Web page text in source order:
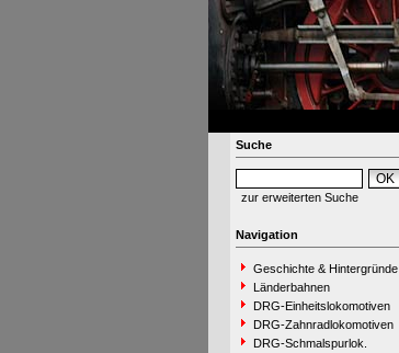
Suche
zur erweiterten Suche
Navigation
Geschichte & Hintergründe
Länderbahnen
DRG-Einheitslokomotiven
DRG-Zahnradlokomotiven
DRG-Schmalspurlok.